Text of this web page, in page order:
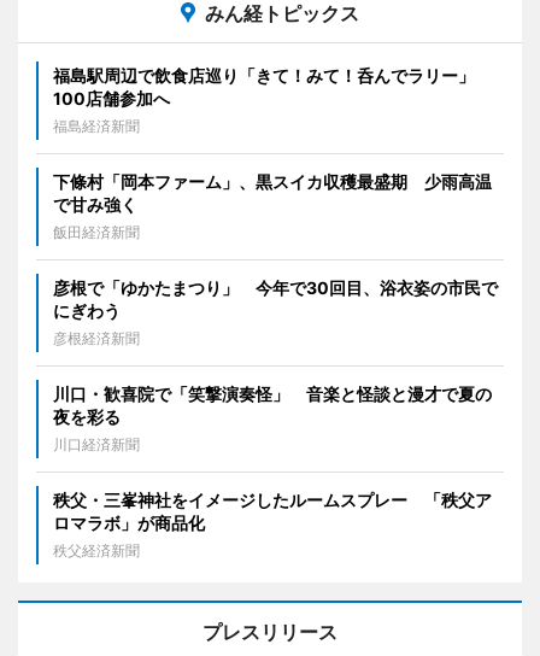
みん経トピックス
福島駅周辺で飲食店巡り「きて！みて！呑んでラリー」
100店舗参加へ
福島経済新聞
下條村「岡本ファーム」、黒スイカ収穫最盛期 少雨高温
で甘み強く
飯田経済新聞
彦根で「ゆかたまつり」 今年で30回目、浴衣姿の市民で
にぎわう
彦根経済新聞
川口・歓喜院で「笑撃演奏怪」 音楽と怪談と漫才で夏の
夜を彩る
川口経済新聞
秩父・三峯神社をイメージしたルームスプレー 「秩父ア
ロマラボ」が商品化
秩父経済新聞
プレスリリース